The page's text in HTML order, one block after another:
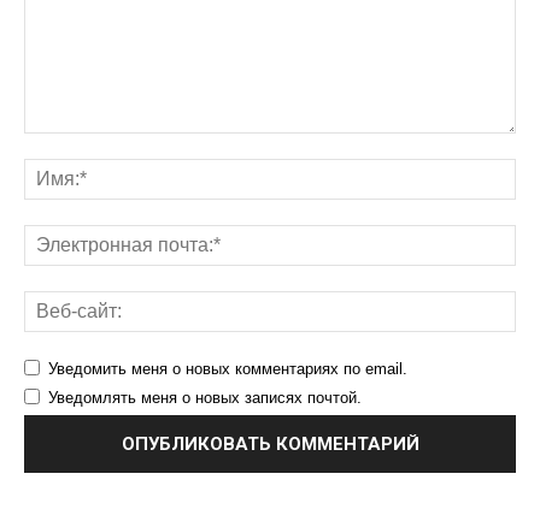
Уведомить меня о новых комментариях по email.
Уведомлять меня о новых записях почтой.